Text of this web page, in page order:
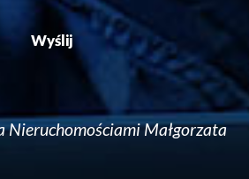
Nieruchomościami Małgorzata